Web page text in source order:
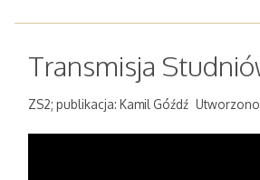
Transmisja
ZS2; publikacja: Kamil Góźdź